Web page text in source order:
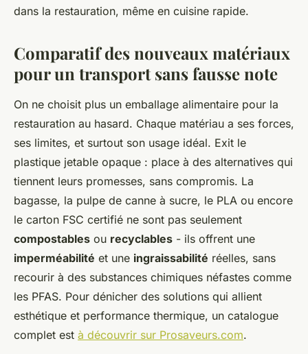
dans la restauration, même en cuisine rapide.
Comparatif des nouveaux matériaux
pour un transport sans fausse note
On ne choisit plus un emballage alimentaire pour la
restauration au hasard. Chaque matériau a ses forces,
ses limites, et surtout son usage idéal. Exit le
plastique jetable opaque : place à des alternatives qui
tiennent leurs promesses, sans compromis. La
bagasse, la pulpe de canne à sucre, le PLA ou encore
le carton FSC certifié ne sont pas seulement
compostables ou recyclables - ils offrent une
imperméabilité et une ingraissabilité réelles, sans
recourir à des substances chimiques néfastes comme
les PFAS. Pour dénicher des solutions qui allient
esthétique et performance thermique, un catalogue
complet est à découvrir sur Prosaveurs.com.